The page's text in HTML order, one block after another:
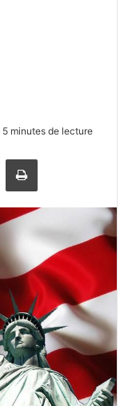
5 minutes de lecture